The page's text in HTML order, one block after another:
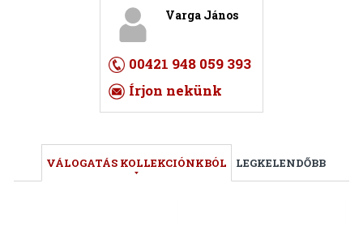
Varga János
00421 948 059 393
Írjon nekünk
VÁLOGATÁS KOLLEKCIÓNKBÓL LEGKELENDŐBB